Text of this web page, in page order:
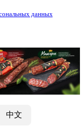
данных
中文